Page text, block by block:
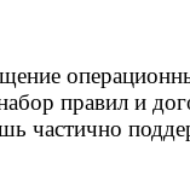
правил и
частично